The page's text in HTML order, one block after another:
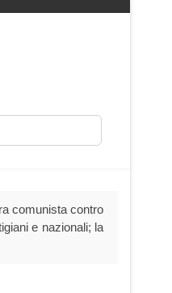
comunista contro
e nazionali; la